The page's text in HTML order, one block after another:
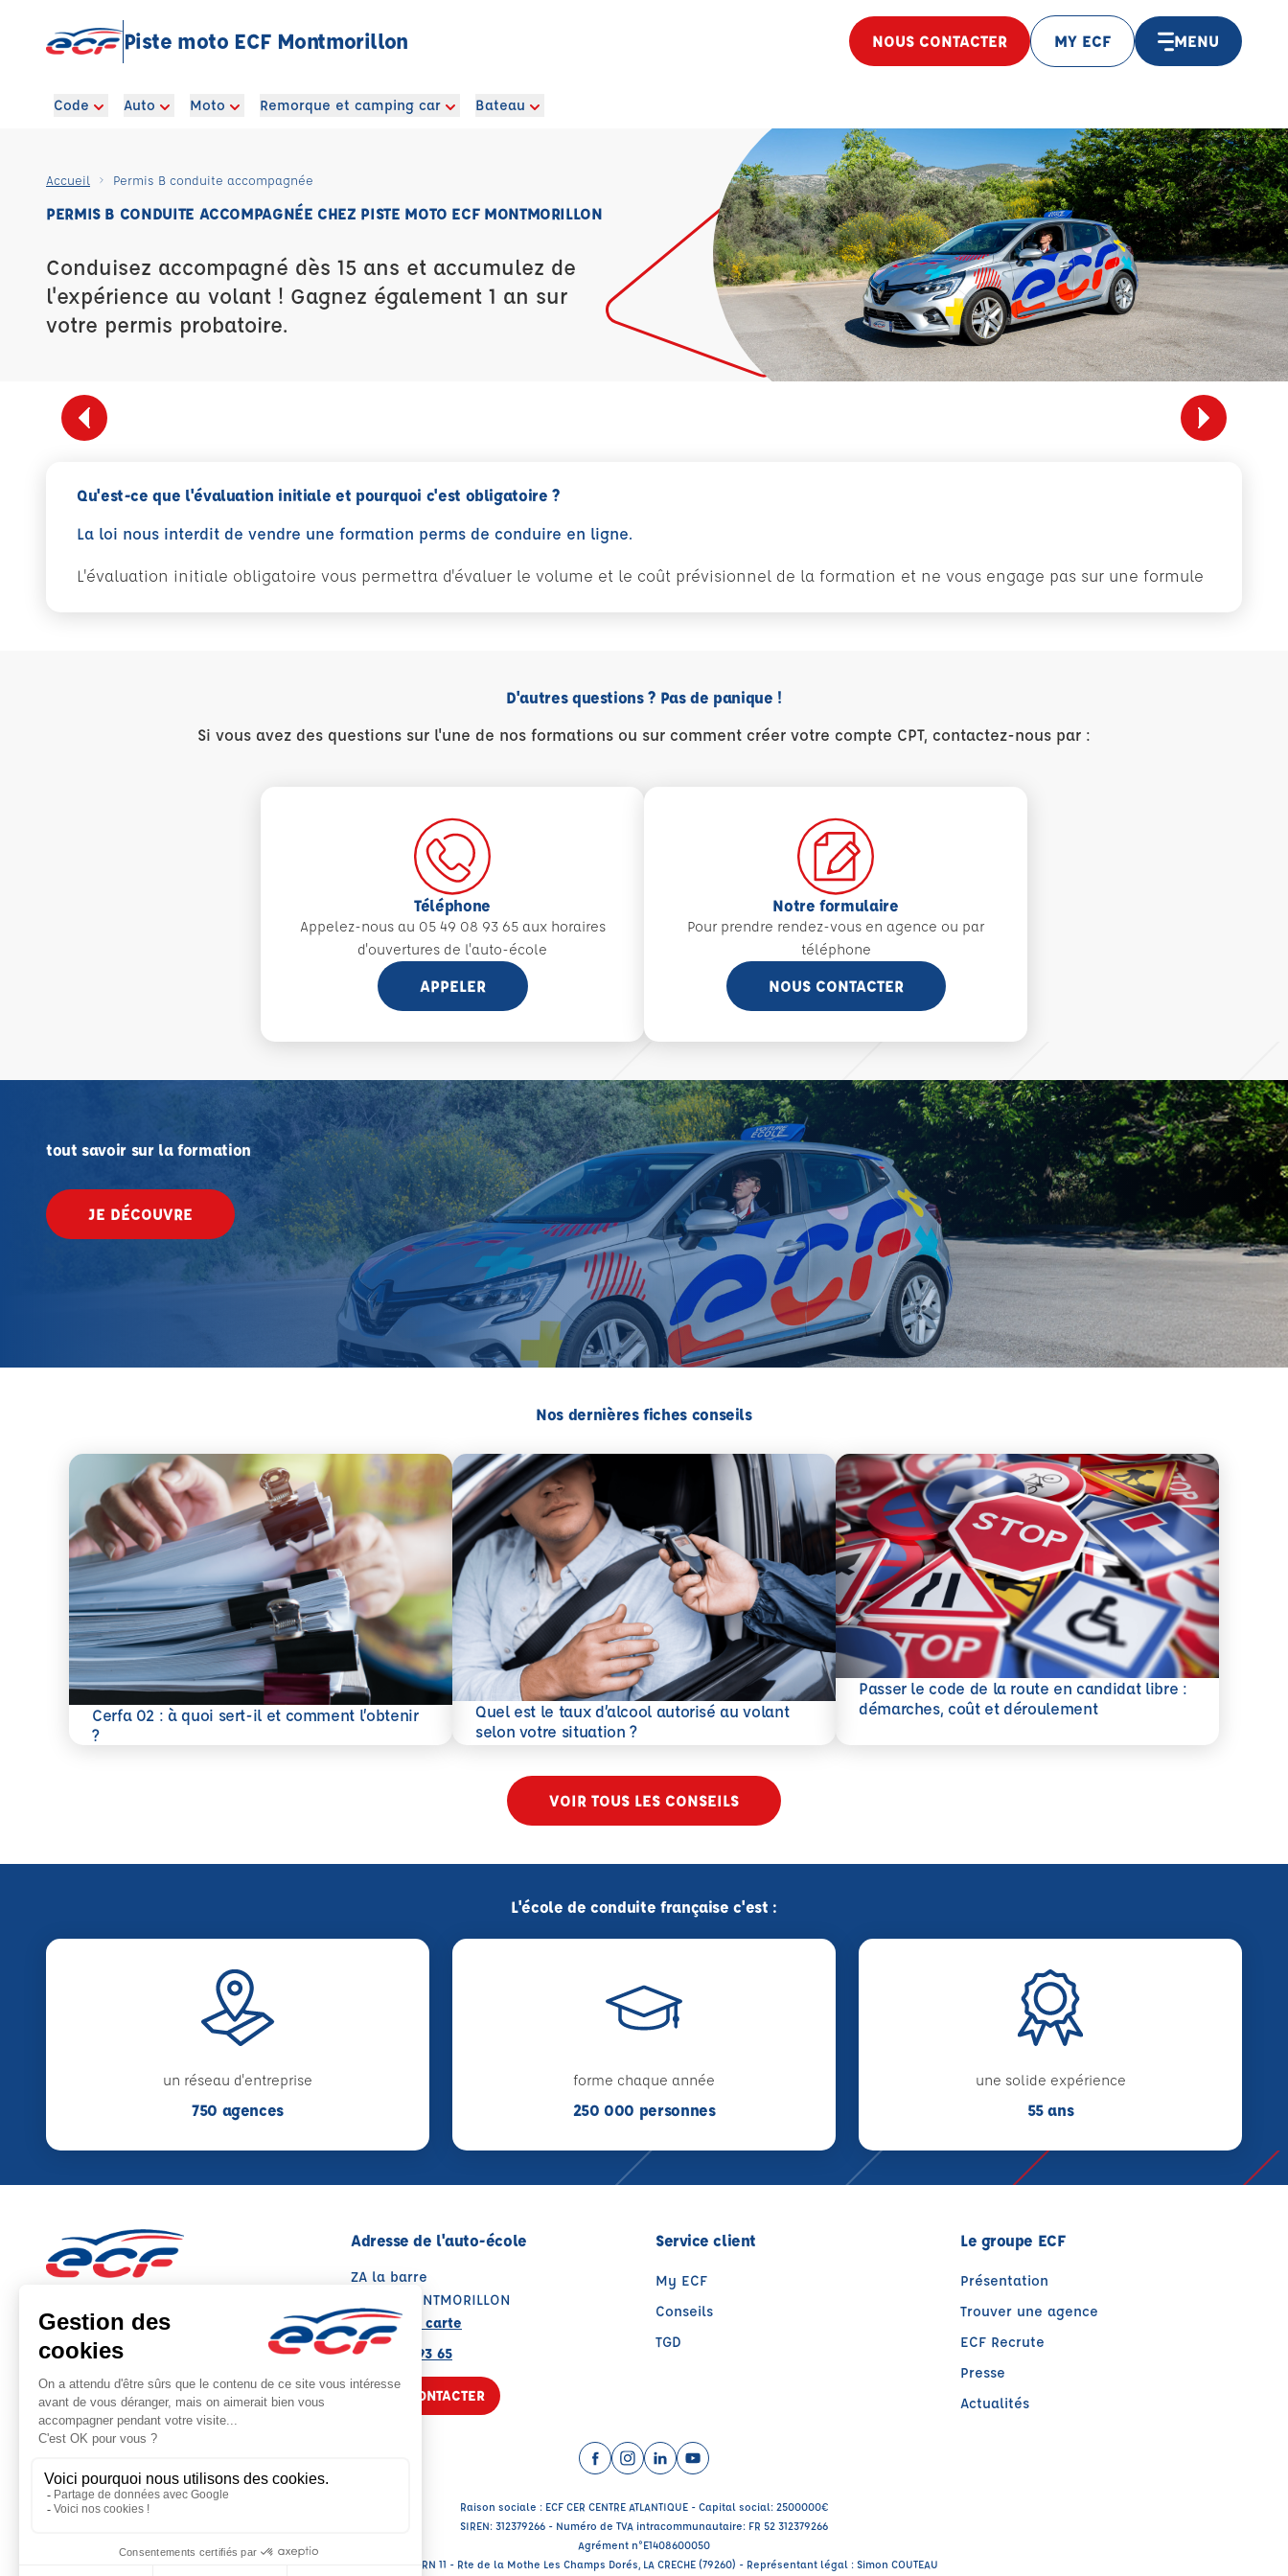
Piste moto ECF Montmorillon NOUS CONTACTER MY ECF MENU
Code Auto Moto Remorque et camping car Bateau
Accueil Permis B conduite accompagnée
PERMIS B CONDUITE ACCOMPAGNÉE CHEZ PISTE MOTO ECF MONTMORILLON
Conduisez accompagné dès 15 ans et accumulez de
l'expérience au volant ! Gagnez également 1 an sur
votre permis probatoire.
Qu'est-ce que l'évaluation initiale et pourquoi c'est obligatoire ?
La loi nous interdit de vendre une formation perms de conduire en ligne.
L'évaluation initiale obligatoire vous permettra d'évaluer le volume et le coût prévisionnel de la formation et ne vous engage pas sur une formule
D'autres questions ? Pas de panique !
Si vous avez des questions sur l'une de nos formations ou sur comment créer votre compte CPT, contactez-nous par :
Téléphone
Appelez-nous au 05 49 08 93 65 aux horaires
d'ouvertures de l'auto-école
APPELER
Notre formulaire
Pour prendre rendez-vous en agence ou par
téléphone
NOUS CONTACTER
tout savoir sur la formation
JE DÉCOUVRE
Nos dernières fiches conseils
Cerfa 02 : à quoi sert-il et comment l’obtenir
?
En savoir plus
Quel est le taux d’alcool autorisé au volant
selon votre situation ?
En savoir plus
Passer le code de la route en candidat libre :
démarches, coût et déroulement
En savoir plus
VOIR TOUS LES CONSEILS
L'école de conduite française c'est :
un réseau d'entreprise
750 agences
forme chaque année
250 000 personnes
une solide expérience
55 ans
Adresse de l'auto-école
ZA la barre
86500 MONTMORILLON
Voir sur la carte
05 49 08 93 65
NOUS CONTACTER
Service client
My ECF
Conseils
TGD
Le groupe ECF
Présentation
Trouver une agence
ECF Recrute
Presse
Actualités
Facebook (nouvelle fenêtre)
Instagram (nouvelle fenêtre)
LinkedIn (nouvelle fenêtre)
YouTube (nouvelle fenêtre)
Raison sociale : ECF CER CENTRE ATLANTIQUE - Capital social: 2500000€
SIREN: 312379266 - Numéro de TVA intracommunautaire: FR 52 312379266
Agrément n°E1408600050
Siège social : RN 11 - Rte de la Mothe Les Champs Dorés, LA CRECHE (79260) - Représentant légal : Simon COUTEAU